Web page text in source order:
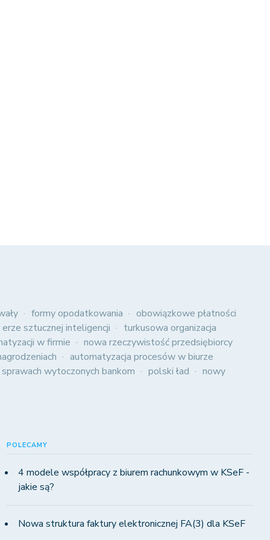
formy opodatkowania
obowiązkowe płatności
sztucznej inteligencji
turkusowa organizacja
w firmie
nowa rzeczywistość przedsiębiorcy
automatyzacja procesów w biurze
wytoczonych bankom
polski ład nowy
POLECAMY
4 modele współpracy z biurem rachunkowym w KSeF -
jakie są?
Nowa struktura faktury elektronicznej FA(3) dla KSeF